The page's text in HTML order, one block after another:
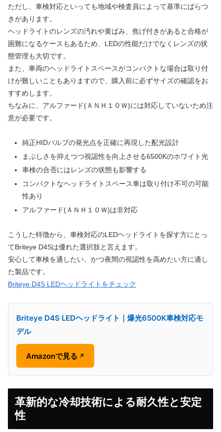
ただし、車検対応といっても地域や検査員によって基準にばらつ
きがあります。
ヘッドライトのレンズの汚れや黄ばみ、焦げ付きがあると合格が
困難になるケースもあるため、LEDの性能だけでなくレンズの状
態管理も大切です。
また、車両のヘッドライトスペースがコンパクトな場合は取り付
けが難しいこともありますので、購入前に必ずサイズの確認をお
すすめします。
ちなみに、アルファード(ＡＮＨ１０Ｗ)には対応していないため注
意が必要です。
純正HIDバルブの発光点を正確に再現した配光設計
まぶしさを抑えつつ視認性を向上させる6500Kのホワイト光
車検の合否にはレンズの状態も影響する
コンパクトなヘッドライトスペース車は取り付け不可の可能
性あり
アルファード(ＡＮＨ１０Ｗ)は非対応
こうした特徴から、車検対応のLEDヘッドライトを探す方にとっ
てBriteye D4Sは優れた選択肢と言えます。
安心して車検を通したい、かつ夜間の視認性を高めたい方に適し
た製品です。
Briteye D4S LEDヘッドライトをチェック
Briteye D4S LEDヘッドライト｜爆光6500K車検対応モ
デル
Amazonで見る ↗
革新的な冷却技術による耐久性と安定
性